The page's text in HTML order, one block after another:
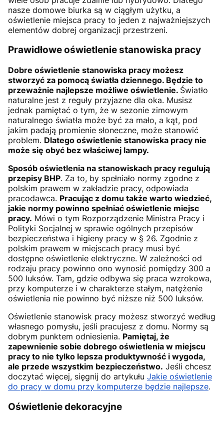
nasze domowe biurka są w ciągłym użytku, a
oświetlenie miejsca pracy to jeden z najważniejszych
elementów dobrej organizacji przestrzeni.
Prawidłowe oświetlenie stanowiska pracy
Dobre oświetlenie stanowiska pracy możesz
stworzyć za pomocą światła dziennego. Będzie to
przeważnie najlepsze możliwe oświetlenie. Światło
naturalne jest z reguły przyjazne dla oka. Musisz
jednak pamiętać o tym, że w sezonie zimowym
naturalnego światła może być za mało, a kąt, pod
jakim padają promienie słoneczne, może stanowić
problem. Dlatego oświetlenie stanowiska pracy nie
może się obyć bez właściwej lampy.
Sposób oświetlenia na stanowiskach pracy regulują
przepisy BHP. Za to, by spełniało normy zgodne z
polskim prawem w zakładzie pracy, odpowiada
pracodawca. Pracując z domu także warto wiedzieć,
jakie normy powinno spełniać oświetlenie miejsc
pracy. Mówi o tym Rozporządzenie Ministra Pracy i
Polityki Socjalnej w sprawie ogólnych przepisów
bezpieczeństwa i higieny pracy w § 26. Zgodnie z
polskim prawem w miejscach pracy musi być
dostępne oświetlenie elektryczne. W zależności od
rodzaju pracy powinno ono wynosić pomiędzy 300 a
500 luksów. Tam, gdzie odbywa się praca wzrokowa,
przy komputerze i w charakterze stałym, natężenie
oświetlenia nie powinno być niższe niż 500 luksów.
Oświetlenie stanowisk pracy możesz stworzyć według
własnego pomysłu, jeśli pracujesz z domu. Normy są
dobrym punktem odniesienia. Pamiętaj, że
zapewnienie sobie dobrego oświetlenia w miejscu
pracy to nie tylko lepsza produktywność i wygoda,
ale przede wszystkim bezpieczeństwo. Jeśli chcesz
doczytać więcej, sięgnij do artykułu Jakie oświetlenie
do pracy w domu przy komputerze będzie najlepsze.
Oświetlenie dekoracyjne